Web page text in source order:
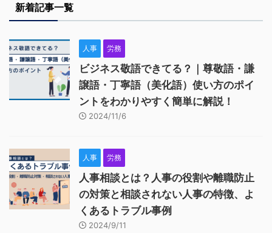
新着記事一覧
人事 労務
ビジネス敬語できてる？｜尊敬語・謙
譲語・丁寧語（美化語）使い方のポイ
ントをわかりやすく簡単に解説！
2024/11/6
人事 労務
人事相談とは？人事の役割や離職防止
の対策と相談されない人事の特徴、よ
くあるトラブル事例
2024/9/11